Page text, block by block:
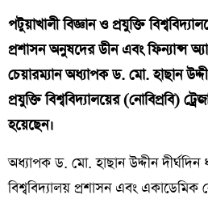
পটুয়াখালী বিজ্ঞান ও প্রযুক্তি
প্রশাসন অনুষদের ডীন এবং ফিন্যান্স
চেয়ারম্যান অধ্যাপক ড. মো. হাছান
প্রযুক্তি বিশ্ববিদ্যালয়ের (নোবিপ্রবি)
হয়েছেন।
অধ্যাপক ড. মো. হাছান উদ্দীন
বিশ্ববিদ্যালয় প্রশাসন এবং একাডেমিক